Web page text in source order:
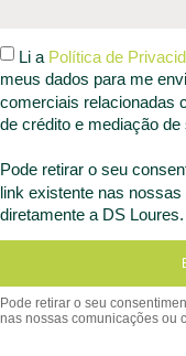
Li a Política de
meus dados para me
comerciais relacionadas
de crédito e mediação de
Pode retirar o seu
link existente nas
diretamente a DS Loures.